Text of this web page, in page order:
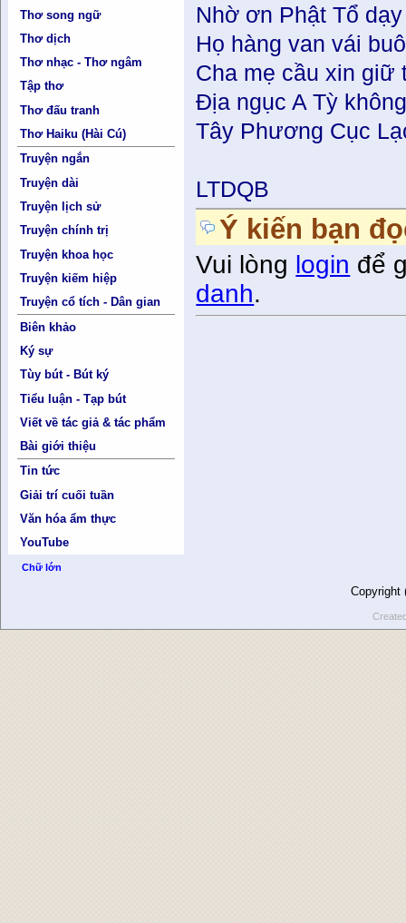
Thơ song ngữ
Thơ dịch
Thơ nhạc - Thơ ngâm
Tập thơ
Thơ đấu tranh
Thơ Haiku (Hài Cú)
Truyện ngắn
Truyện dài
Truyện lịch sử
Truyện chính trị
Truyện khoa học
Truyện kiếm hiệp
Truyện cổ tích - Dân gian
Biên khảo
Ký sự
Tùy bút - Bút ký
Tiểu luận - Tạp bút
Viết về tác giả & tác phẩm
Bài giới thiệu
Tin tức
Giải trí cuối tuần
Văn hóa ẩm thực
YouTube
Chữ lớn
Nhờ ơn Phật Tổ
Họ hàng van vái
Cha mẹ cầu xin giữ
Địa ngục A Tỳ
Tây Phương Cục
LTDQB
Ý kiến bạn
Vui lòng login để
danh.
Copyright